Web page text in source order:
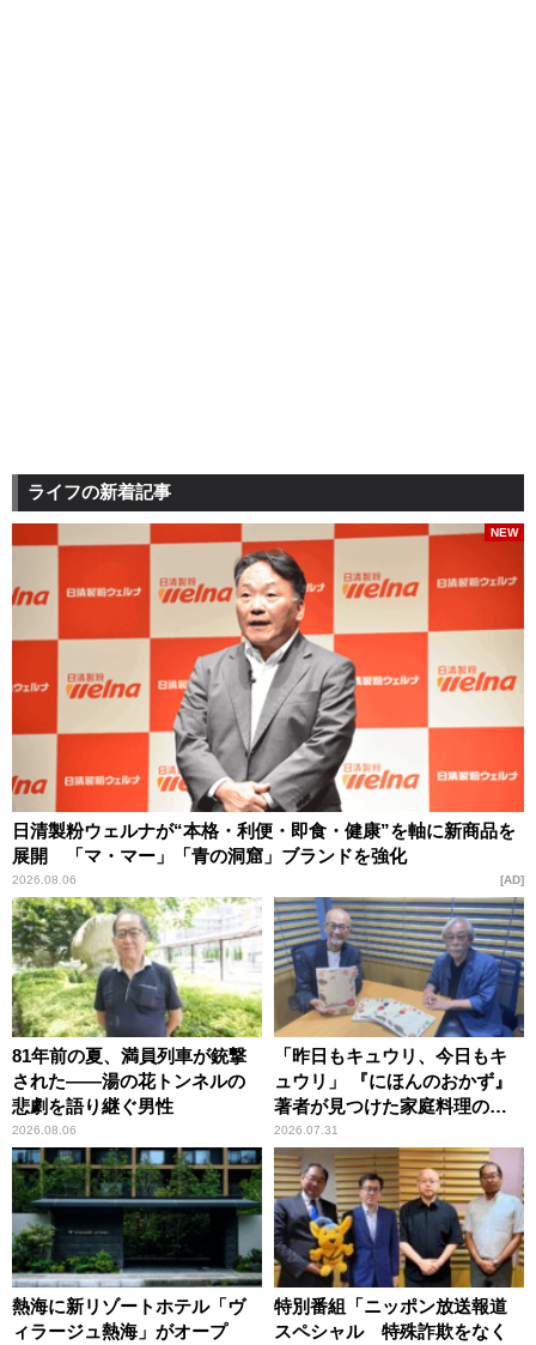
ライフの新着記事
日清製粉ウェルナが“本格・利便・即食・健康”を軸に新商品を
展開 「マ・マー」「青の洞窟」ブランドを強化
2026.08.06
NEW
AD
81年前の夏、満員列車が銃撃
された――湯の花トンネルの
悲劇を語り継ぐ男性
2026.08.06
「昨日もキュウリ、今日もキ
ュウリ」 『にほんのおかず』
著者が見つけた家庭料理の知
恵
2026.07.31
熱海に新リゾートホテル「ヴ
ィラージュ熱海」がオープ
特別番組「ニッポン放送報道
スペシャル 特殊詐欺をなく